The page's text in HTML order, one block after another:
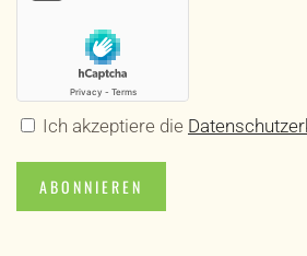
Ich akzeptiere die
ABONNIEREN